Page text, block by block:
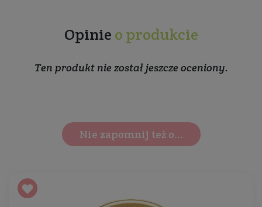
Opinie o produkcie
Ten produkt nie został jeszcze oceniony.
Nie zapomnij też o...